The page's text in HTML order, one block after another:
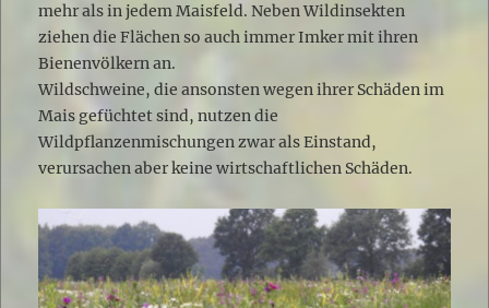
mehr als in jedem Maisfeld. Neben Wildinsekten
ziehen die Flächen so auch immer Imker mit ihren
Bienenvölkern an.
Wildschweine, die ansonsten wegen ihrer Schäden im
Mais gefüchtet sind, nutzen die
Wildpflanzenmischungen zwar als Einstand,
verursachen aber keine wirtschaftlichen Schäden.